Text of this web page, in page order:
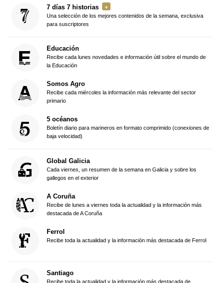
7 días 7 historias
Una selección de los mejores contenidos de la semana, exclusiva
para suscriptores
Educación
Recibe cada lunes novedades e información útil sobre el mundo de
la Educación
Somos Agro
Recibe cada miércoles la información más relevante del sector
primario
5 océanos
Boletín diario para marineros en formato comprimido (conexiones de
baja velocidad)
Global Galicia
Cada viernes, un resumen de la semana en Galicia y sobre los
gallegos en el exterior
A Coruña
Recibe de lunes a viernes toda la actualidad y la información más
destacada de A Coruña
Ferrol
Recibe toda la actualidad y la información más destacada de Ferrol
Santiago
Recibe toda la actualidad y la información más destacada de